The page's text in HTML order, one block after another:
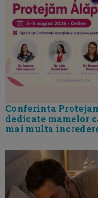
Conferinta
dedicate mamelor
mai multa